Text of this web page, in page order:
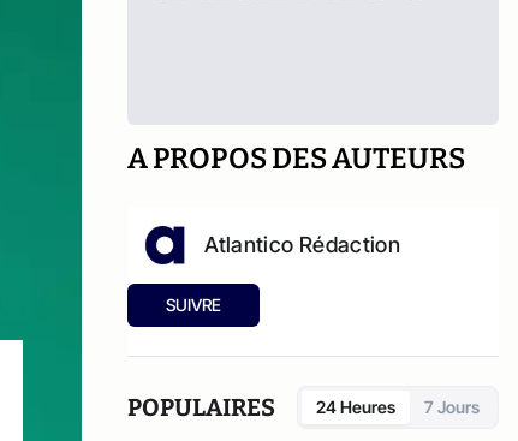
A PROPOS DES AUTEURS
Atlantico Rédaction
SUIVRE
POPULAIRES 24 Heures 7 Jours